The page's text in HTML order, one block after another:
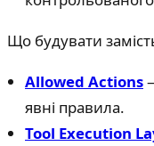
Що будувати
Allowed Actions
явні правила.
Tool Execution